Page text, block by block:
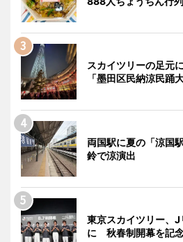
スカイツリーの足元
「墨田区民納涼民踊
両国駅に夏の「涼
鈴で涼演出
東京スカイツリー、
に 秋春制開幕を記